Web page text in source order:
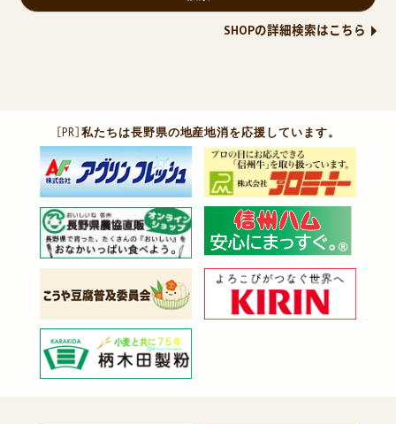
SHOPの詳細検索はこちら
［PR］私たちは長野県の地産地消を応援しています。